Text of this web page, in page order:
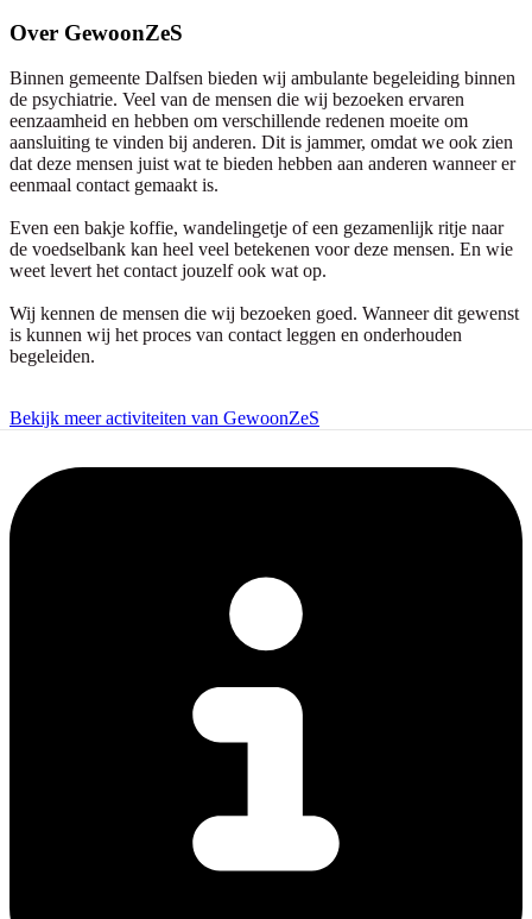
Over GewoonZeS
Binnen gemeente Dalfsen bieden wij ambulante begeleiding binnen
de psychiatrie. Veel van de mensen die wij bezoeken ervaren
eenzaamheid en hebben om verschillende redenen moeite om
aansluiting te vinden bij anderen. Dit is jammer, omdat we ook zien
dat deze mensen juist wat te bieden hebben aan anderen wanneer er
eenmaal contact gemaakt is.
Even een bakje koffie, wandelingetje of een gezamenlijk ritje naar
de voedselbank kan heel veel betekenen voor deze mensen. En wie
weet levert het contact jouzelf ook wat op.
Wij kennen de mensen die wij bezoeken goed. Wanneer dit gewenst
is kunnen wij het proces van contact leggen en onderhouden
begeleiden.
Bekijk meer activiteiten van GewoonZeS